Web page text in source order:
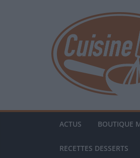
ACTUS BOUTIQUE
RECETTES DESSERTS